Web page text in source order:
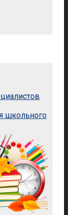
школьного